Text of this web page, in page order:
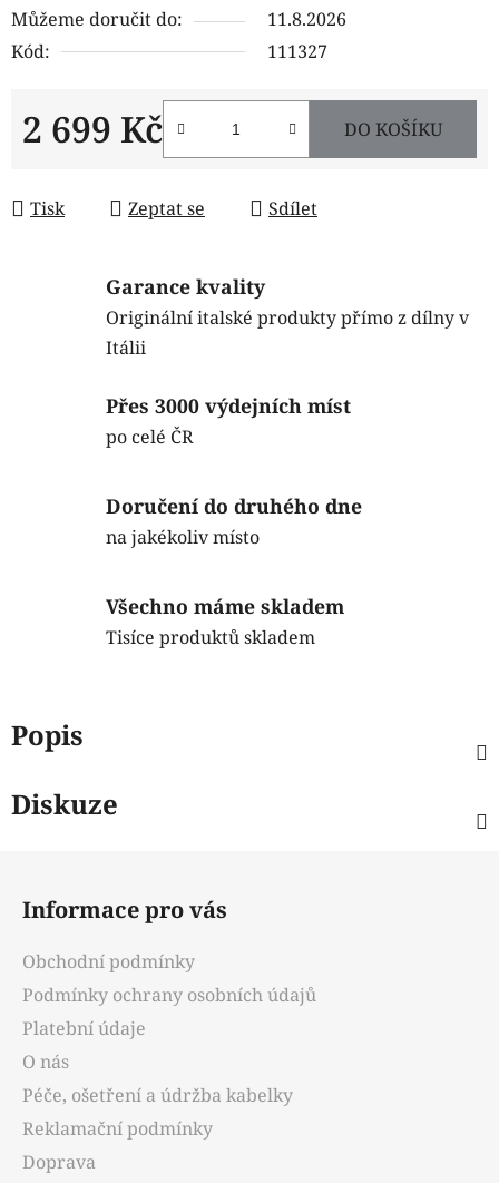
Můžeme doručit do:
11.8.2026
Kód:
111327
2 699 Kč DO KOŠÍKU
Tisk Zeptat se Sdílet
Garance kvality
Originální italské produkty přímo z dílny v
Itálii
Přes 3000 výdejních míst
po celé ČR
Doručení do druhého dne
na jakékoliv místo
Všechno máme skladem
Tisíce produktů skladem
Popis
Diskuze
Informace pro vás
Obchodní podmínky
Podmínky ochrany osobních údajů
Platební údaje
O nás
Péče, ošetření a údržba kabelky
Reklamační podmínky
Doprava